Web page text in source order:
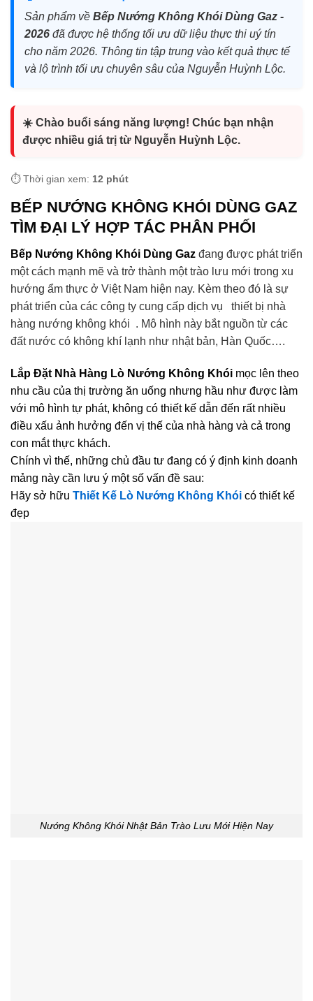
Sản phẩm về Bếp Nướng Không Khói Dùng Gaz -
2026 đã được hệ thống tối ưu dữ liệu thực thi uý tín
cho năm 2026. Thông tin tập trung vào kết quả thực tế
và lộ trình tối ưu chuyên sâu của Nguyễn Huỳnh Lộc.
☀️ Chào buổi sáng năng lượng! Chúc bạn nhận
được nhiều giá trị từ Nguyễn Huỳnh Lộc.
⏱️ Thời gian xem: 12 phút
BẾP NƯỚNG KHÔNG KHÓI DÙNG GAZ
TÌM ĐẠI LÝ HỢP TÁC PHÂN PHỐI
Bếp Nướng Không Khói Dùng Gaz đang được phát triển
một cách mạnh mẽ và trở thành một trào lưu mới trong xu
hướng ẩm thực ở Việt Nam hiện nay. Kèm theo đó là sự
phát triển của các công ty cung cấp dịch vụ thiết bị nhà
hàng nướng không khói . Mô hình này bắt nguồn từ các
đất nước có không khí lạnh như nhật bản, Hàn Quốc….
Lắp Đặt Nhà Hàng Lò Nướng Không Khói mọc lên theo
nhu cầu của thị trường ăn uống nhưng hầu như được làm
với mô hình tự phát, không có thiết kế dẫn đến rất nhiều
điều xấu ảnh hưởng đến vị thế của nhà hàng và cả trong
con mắt thực khách.
Chính vì thế, những chủ đầu tư đang có ý định kinh doanh
mảng này cần lưu ý một số vấn đề sau:
Hãy sở hữu Thiết Kế Lò Nướng Không Khói có thiết kế
đẹp
Nướng Không Khói Nhật Bản Trào Lưu Mới Hiện Nay